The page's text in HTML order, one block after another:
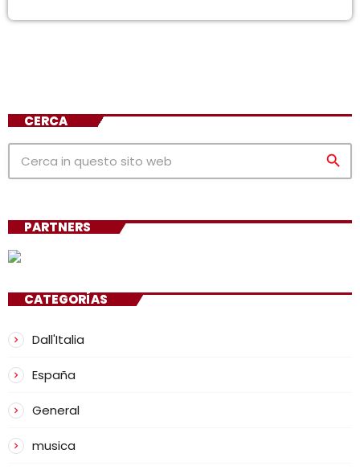
CERCA
search
PARTNERS
CATEGORÍAS
Dall'Italia
España
General
musica